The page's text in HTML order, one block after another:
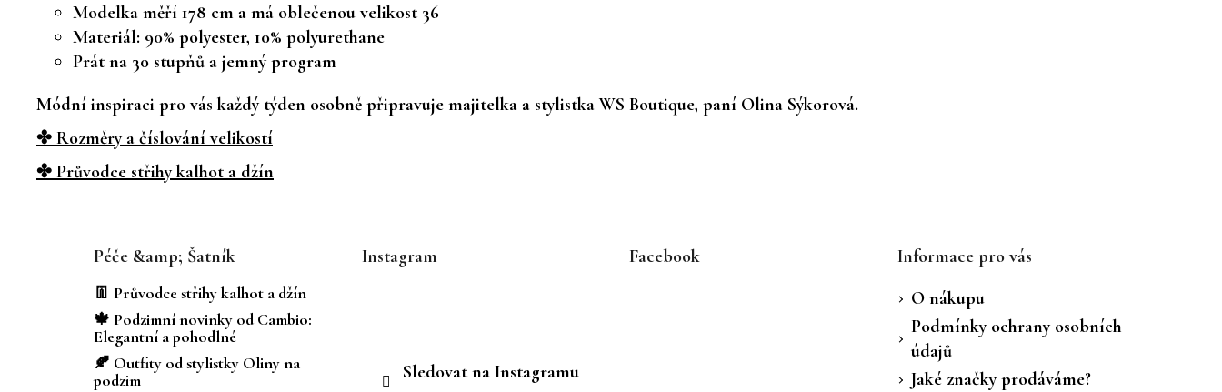
Modelka měří 178 cm a má oblečenou velikost 36
Materiál: 90% polyester, 10% polyurethane
Prát na 30 stupňů a jemný program
Módní inspiraci pro vás každý týden osobně připravuje majitelka a stylistka WS Boutique, paní Olina Sýkorová.
✤ Rozměry a číslování velikostí
✤ Průvodce střihy kalhot a džín
Péče &amp; Šatník
👖 Průvodce střihy kalhot a džín
🍁 Podzimní novinky od Cambio:
Elegantní a pohodlné
🍂 Outfity od stylistky Oliny na
podzim
Instagram
Sledovat na Instagramu
Facebook
Informace pro vás
O nákupu
Podmínky ochrany osobních
údajů
Jaké značky prodáváme?